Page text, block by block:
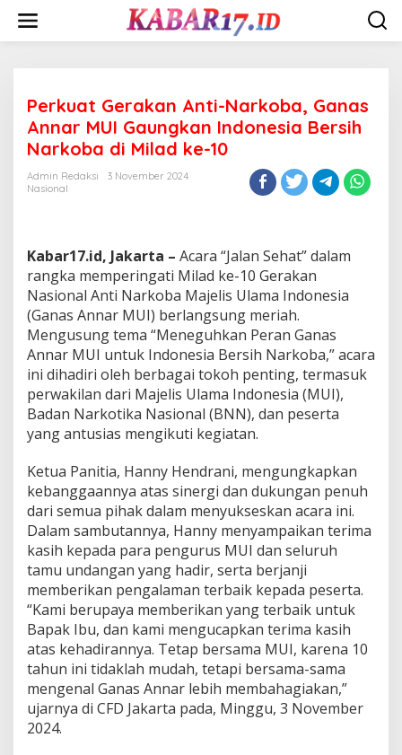
content
Perkuat Gerakan Anti-Narkoba, Ganas
Annar MUI Gaungkan Indonesia Bersih
Narkoba di Milad ke-10
Admin Redaksi
3 November 2024
Nasional
Kabar17.id, Jakarta – Acara “Jalan Sehat” dalam
rangka memperingati Milad ke-10 Gerakan
Nasional Anti Narkoba Majelis Ulama Indonesia
(Ganas Annar MUI) berlangsung meriah.
Mengusung tema “Meneguhkan Peran Ganas
Annar MUI untuk Indonesia Bersih Narkoba,” acara
ini dihadiri oleh berbagai tokoh penting, termasuk
perwakilan dari Majelis Ulama Indonesia (MUI),
Badan Narkotika Nasional (BNN), dan peserta
yang antusias mengikuti kegiatan.
Ketua Panitia, Hanny Hendrani, mengungkapkan
kebanggaannya atas sinergi dan dukungan penuh
dari semua pihak dalam menyukseskan acara ini.
Dalam sambutannya, Hanny menyampaikan terima
kasih kepada para pengurus MUI dan seluruh
tamu undangan yang hadir, serta berjanji
memberikan pengalaman terbaik kepada peserta.
“Kami berupaya memberikan yang terbaik untuk
Bapak Ibu, dan kami mengucapkan terima kasih
atas kehadirannya. Tetap bersama MUI, karena 10
tahun ini tidaklah mudah, tetapi bersama-sama
mengenal Ganas Annar lebih membahagiakan,”
ujarnya di CFD Jakarta pada, Minggu, 3 November
2024.